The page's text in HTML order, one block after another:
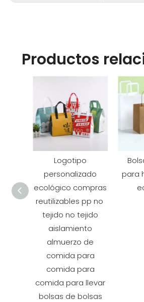
Productos
Logotipo
personalizado
ecológico compras
reutilizables pp no ​​
tejido no tejido
aislamiento
almuerzo de
comida para
comida para
comida para llevar
bolsas de bolsas
para